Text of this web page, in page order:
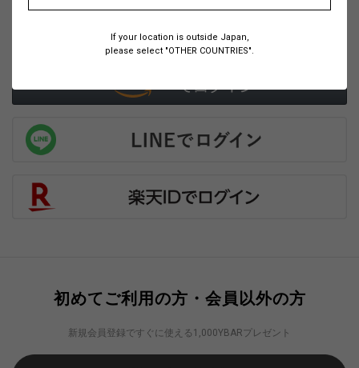
If your location is outside Japan,
please select "OTHER COUNTRIES".
または
初めてご利用の方・会員以外の方
新規会員登録ですぐに使える1,000YBARプレゼント